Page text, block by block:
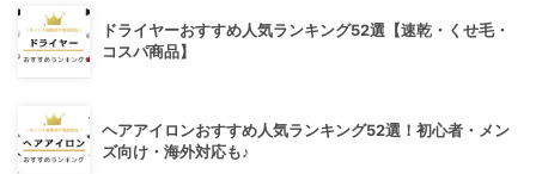
ドライヤーおすすめ人気ランキング52選【速乾・くせ毛・
コスパ商品】
ヘアアイロンおすすめ人気ランキング52選！初心者・メン
ズ向け・海外対応も♪